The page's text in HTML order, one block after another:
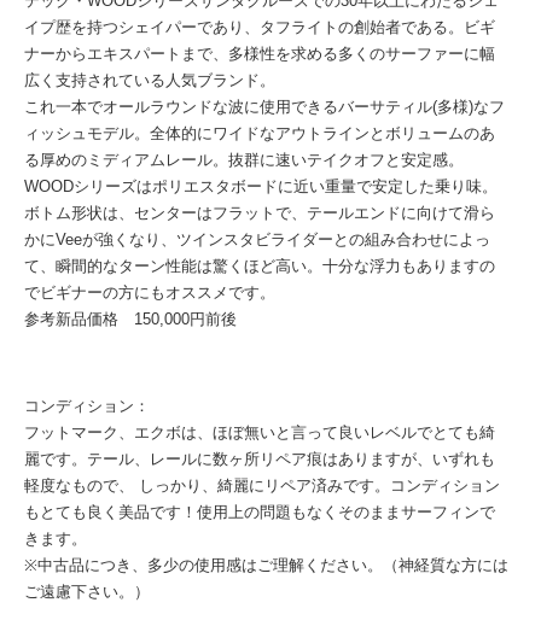
イプ歴を持つシェイパーであり、タフライトの創始者である。ビギ
ナーからエキスパートまで、多様性を求める多くのサーファーに幅
広く支持されている人気ブランド。
これ一本でオールラウンドな波に使用できるバーサティル(多様)なフ
ィッシュモデル。全体的にワイドなアウトラインとボリュームのあ
る厚めのミディアムレール。抜群に速いテイクオフと安定感。
WOODシリーズはポリエスタボードに近い重量で安定した乗り味。
ボトム形状は、センターはフラットで、テールエンドに向けて滑ら
かにVeeが強くなり、ツインスタビライダーとの組み合わせによっ
て、瞬間的なターン性能は驚くほど高い。十分な浮力もありますの
でビギナーの方にもオススメです。
参考新品価格 150,000円前後
コンディション：
フットマーク、エクボは、ほぼ無いと言って良いレベルでとても綺
麗です。テール、レールに数ヶ所リペア痕はありますが、いずれも
軽度なもので、 しっかり、綺麗にリペア済みです。コンディション
もとても良く美品です！使用上の問題もなくそのままサーフィンで
きます。
※中古品につき、多少の使用感はご理解ください。（神経質な方には
ご遠慮下さい。）